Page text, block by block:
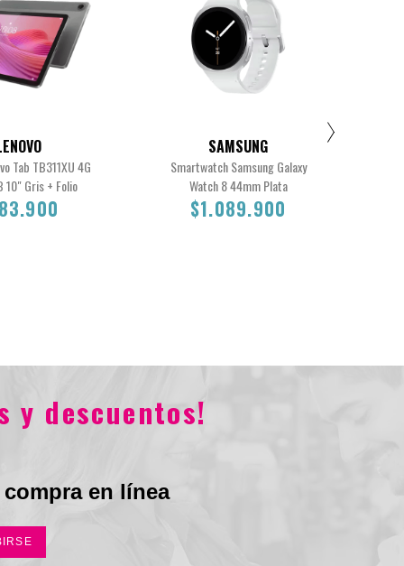
Tab TB311XU 4G
10" Gris + Folio
SAMSUNG
Smartwatch Samsung Galaxy
Watch 8 44mm Plata
$1.089.900
y descuentos!
en línea